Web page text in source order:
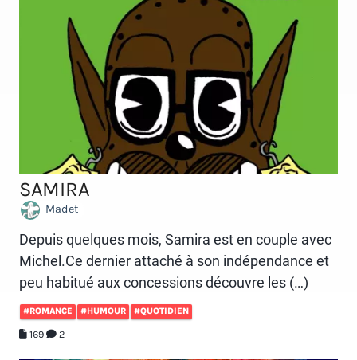
SAMIRA
Madet
Depuis quelques mois, Samira est en couple avec
Michel.Ce dernier attaché à son indépendance et
peu habitué aux concessions découvre les (…)
#ROMANCE #HUMOUR #QUOTIDIEN
169 2